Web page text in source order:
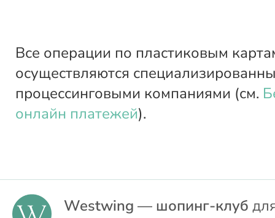
Все операции по пластиковым
осуществляются
процессинговыми компаниями (см.
онлайн платежей).
Westwing — шопинг-клуб